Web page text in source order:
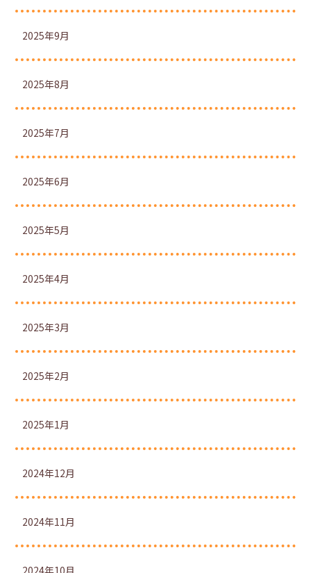
2025年9月
2025年8月
2025年7月
2025年6月
2025年5月
2025年4月
2025年3月
2025年2月
2025年1月
2024年12月
2024年11月
2024年10月